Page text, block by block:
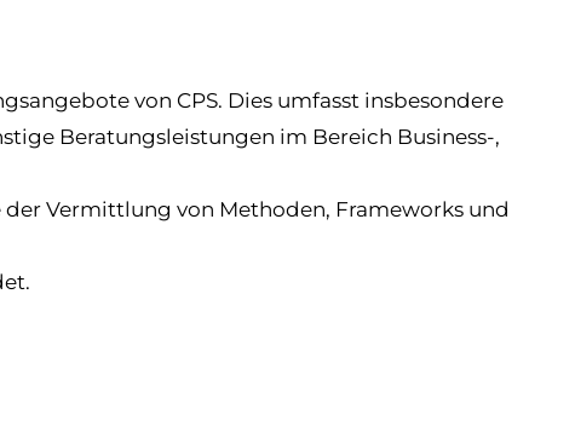
von CPS. Dies umfasst insbesondere
Beratungsleistungen im Bereich Business-,
Vermittlung von Methoden, Frameworks und